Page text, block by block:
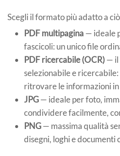
Scegli il formato più adatto a
PDF multipagina— ideale
fascicoli: un unico file
PDF ricercabile (OCR)— il
selezionabile e
ritrovare le informazioni
JPG— ideale per foto,
condividere facilmente,
PNG— massima qualità
disegni, loghi e documenti